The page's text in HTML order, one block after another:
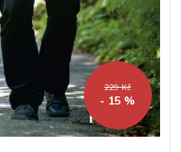
229 Kč
- 15 %